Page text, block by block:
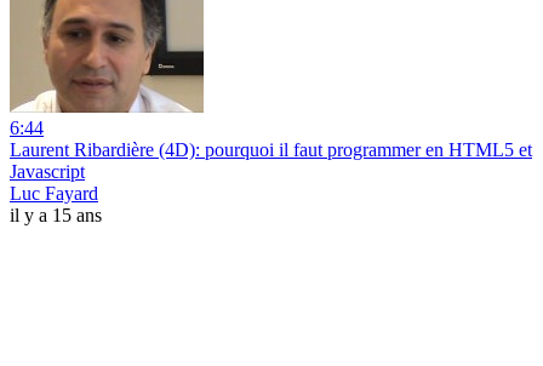
6:44
Laurent Ribardière (4D): pourquoi il faut programmer en HTML5 et
Javascript
Luc Fayard
il y a 15 ans